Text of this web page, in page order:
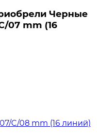
Черные
07 mm (16
C/08 mm (16 линий)